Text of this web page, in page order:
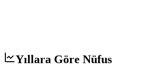
Yıllara Göre Nüfus